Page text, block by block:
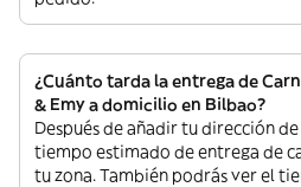
¿Cuánto tarda la entrega de
& Emy a domicilio en Bilbao?
Después de añadir tu dirección
tiempo estimado de entrega de
tu zona. También podrás ver el